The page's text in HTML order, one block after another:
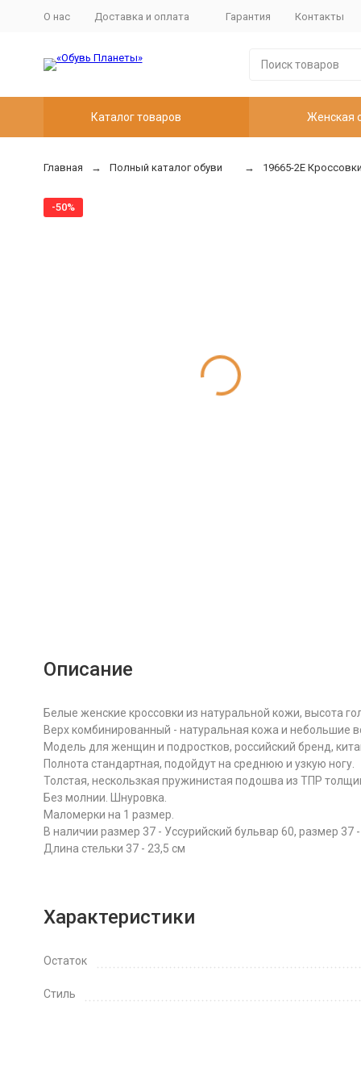
О нас Доставка и оплата Гарантия Контакты
Каталог товаров Женская
Главная Полный каталог обуви 19665-2Е
-50%
Описание
Белые женские кроссовки из натуральной кожи, высота
Верх комбинированный - натуральная кожа и небольшие
Модель для женщин и подростков, российский бренд,
Полнота стандартная, подойдут на среднюю и узкую ногу.
Толстая, нескользкая пружинистая подошва из ТПР
Без молнии. Шнуровка.
Маломерки на 1 размер.
В наличии размер 37 - Уссурийский бульвар 60, размер 37
Длина стельки 37 - 23,5 см
Характеристики
Остаток
Стиль